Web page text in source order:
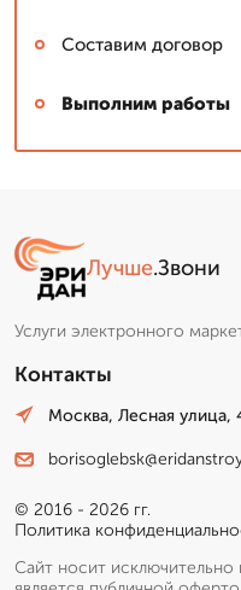
Составим договор
Выполним работы
Лучше.Звони
Услуги электронного
Контакты
Москва, Лесная улица,
© 2016 - 2026 гг.
Политика
Сайт носит